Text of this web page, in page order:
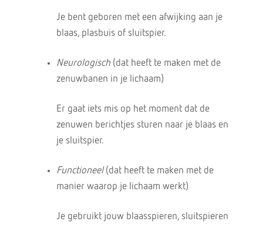
Je bent geboren met een afwijking aan je
blaas, plasbuis of sluitspier.
Neurologisch(dat heeft te maken met de
zenuwbanen in je lichaam)
Er gaat iets mis op het moment dat de
zenuwen berichtjes sturen naar je blaas en
je sluitspier.
Functioneel(dat heeft te maken met de
manier waarop je lichaam werkt)
Je gebruikt jouw blaasspieren, sluitspieren